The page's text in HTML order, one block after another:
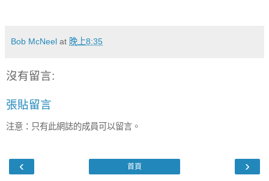
Bob McNeel at 晚上8:35
沒有留言:
張貼留言
注意：只有此網誌的成員可以留言。
‹ ›
首頁